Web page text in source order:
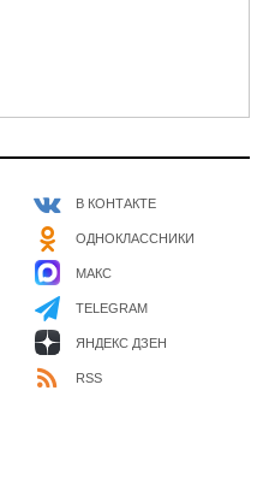
В КОНТАКТЕ
ОДНОКЛАССНИКИ
МАКС
TELEGRAM
ЯНДЕКС ДЗЕН
RSS